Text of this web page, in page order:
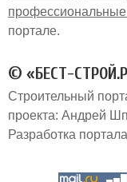
профессиональные
портале
© «БЕСТ-
Строительный
проекта: Андрей
Разработка